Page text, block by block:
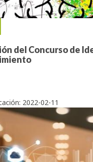
del Concurso de
2022-02-11